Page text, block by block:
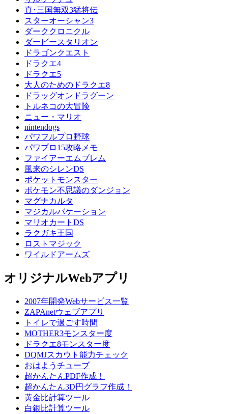
真･三国無双3猛将伝
スターオーシャン3
ダーククロニクル
ダービースタリオン
ドラゴンクエスト
ドラクエ4
ドラクエ5
大人のためのドラクエ8
ドラッグオンドラグーン
トルネコの大冒険
ニュー・マリオ
nintendogs
パワフルプロ野球
パワプロ15攻略メモ
ファイアーエムブレム
風来のシレンDS
ポケットモンスター
ポケモン不思議のダンジョン
マグナカルタ
マジカルバケーション
マリオカートDS
ラクガキ王国
ロストマジック
ワイルドアームズ
オリジナルWebアプリ
2007年開発Webサービス一覧
ZAPAnetウェブアプリ
トイレで過ごす時間
MOTHER3モンスター度
ドラクエ8モンスター度
DQMJスカウト能力チェック
おはようチューブ
超かんたんPDF作成！
超かんたん3D円グラフ作成！
黄金比計算ツール
白銀比計算ツール